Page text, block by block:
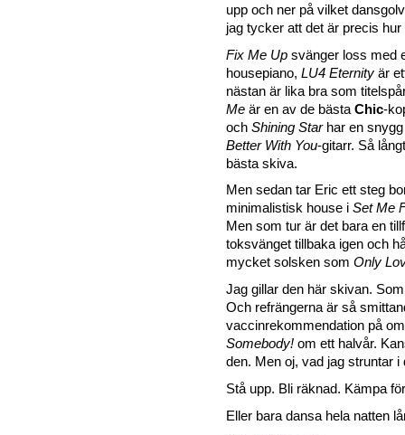
upp och ner på vilket
jag tycker att det är precis
Fix Me Up svänger loss med
housepiano, LU4 Eternity är
nästan är lika bra som
Me är en av de bästa Chic-
och Shining Starhar en
Better With You-gitarr. Så
bästa skiva.
Men sedan tar Eric ett steg
minimalistisk house i Set Me
Men som tur är det bara en
toksvänget tillbaka igen och
mycket solsken som Only
Jag gillar den här skivan.
Och refrängerna är så
vaccinrekommendation på
Somebody! om ett halvår.
den. Men oj, vad jag struntar i
Stå upp. Bli räknad. Kämpa
Eller bara dansa hela natten